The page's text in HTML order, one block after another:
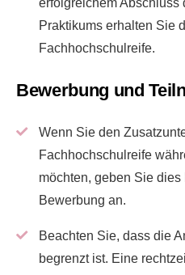
erfolgreichem Abschluss
Praktikums erhalten Sie
Fachhochschulreife.
Bewerbung und
Wenn Sie den
Fachhochschulreife
möchten, geben Sie
Bewerbung an.
Beachten Sie, dass die
begrenzt ist. Eine